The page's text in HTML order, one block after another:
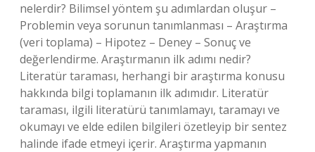
nelerdir? Bilimsel yöntem şu adımlardan oluşur –
Problemin veya sorunun tanımlanması – Araştırma
(veri toplama) – Hipotez – Deney – Sonuç ve
değerlendirme. Araştırmanın ilk adımı nedir?
Literatür taraması, herhangi bir araştırma konusu
hakkında bilgi toplamanın ilk adımıdır. Literatür
taraması, ilgili literatürü tanımlamayı, taramayı ve
okumayı ve elde edilen bilgileri özetleyip bir sentez
halinde ifade etmeyi içerir. Araştırma yapmanın